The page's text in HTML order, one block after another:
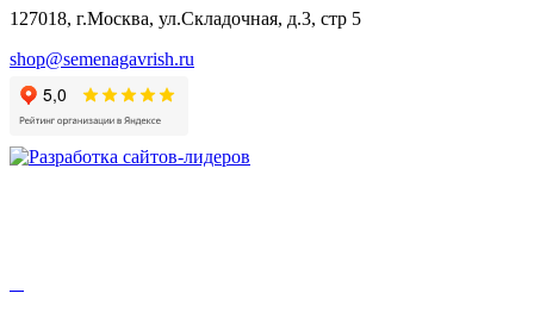
Валериана
Валерианелла
Гибискус лекарственный
Девясил
Душица
Змееголовник
127018, г.Москва, ул.Складочная, д.3, стр 5
shop@semenagavrish.ru